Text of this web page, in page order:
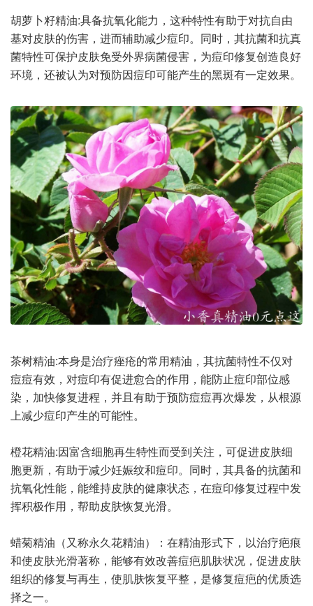
胡萝卜籽精油:具备抗氧化能力，这种特性有助于对抗自由
基对皮肤的伤害，进而辅助减少痘印。同时，其抗菌和抗真
菌特性可保护皮肤免受外界病菌侵害，为痘印修复创造良好
环境，还被认为对预防因痘印可能产生的黑斑有一定效果。
茶树精油:本身是治疗痤疮的常用精油，其抗菌特性不仅对
痘痘有效，对痘印有促进愈合的作用，能防止痘印部位感
染，加快修复进程，并且有助于预防痘痘再次爆发，从根源
上减少痘印产生的可能性。
橙花精油:因富含细胞再生特性而受到关注，可促进皮肤细
胞更新，有助于减少妊娠纹和痘印。同时，其具备的抗菌和
抗氧化性能，能维持皮肤的健康状态，在痘印修复过程中发
挥积极作用，帮助皮肤恢复光滑。
蜡菊精油（又称永久花精油）：在精油形式下，以治疗疤痕
和使皮肤光滑著称，能够有效改善痘疤肌肤状况，促进皮肤
组织的修复与再生，使肌肤恢复平整，是修复痘疤的优质选
择之一。